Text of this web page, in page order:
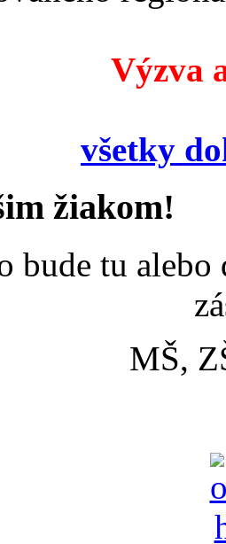
Výzva
všetky
žiakom!
bude tu alebo
MŠ,